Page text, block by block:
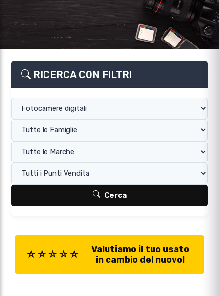
RICERCA CON FILTRI
Cerca
☆☆☆☆☆
Valutiamo il tuo usato
in cambio del nuovo!